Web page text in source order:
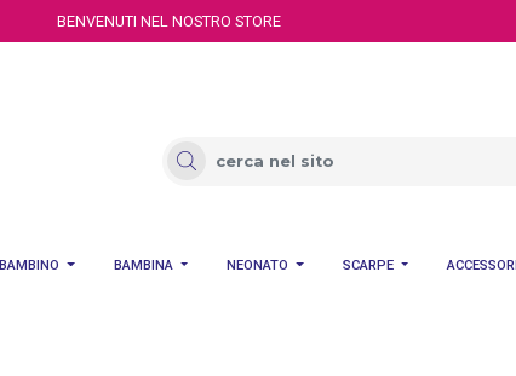
BENVENUTI NEL NOSTRO STORE
BAMBINO BAMBINA NEONATO SCARPE ACCESSORI